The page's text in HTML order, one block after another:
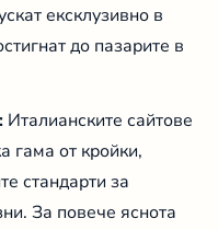
ексклузивно в
до пазарите в
Италианските сайтове
гама от кройки,
стандарти за
За повече яснота